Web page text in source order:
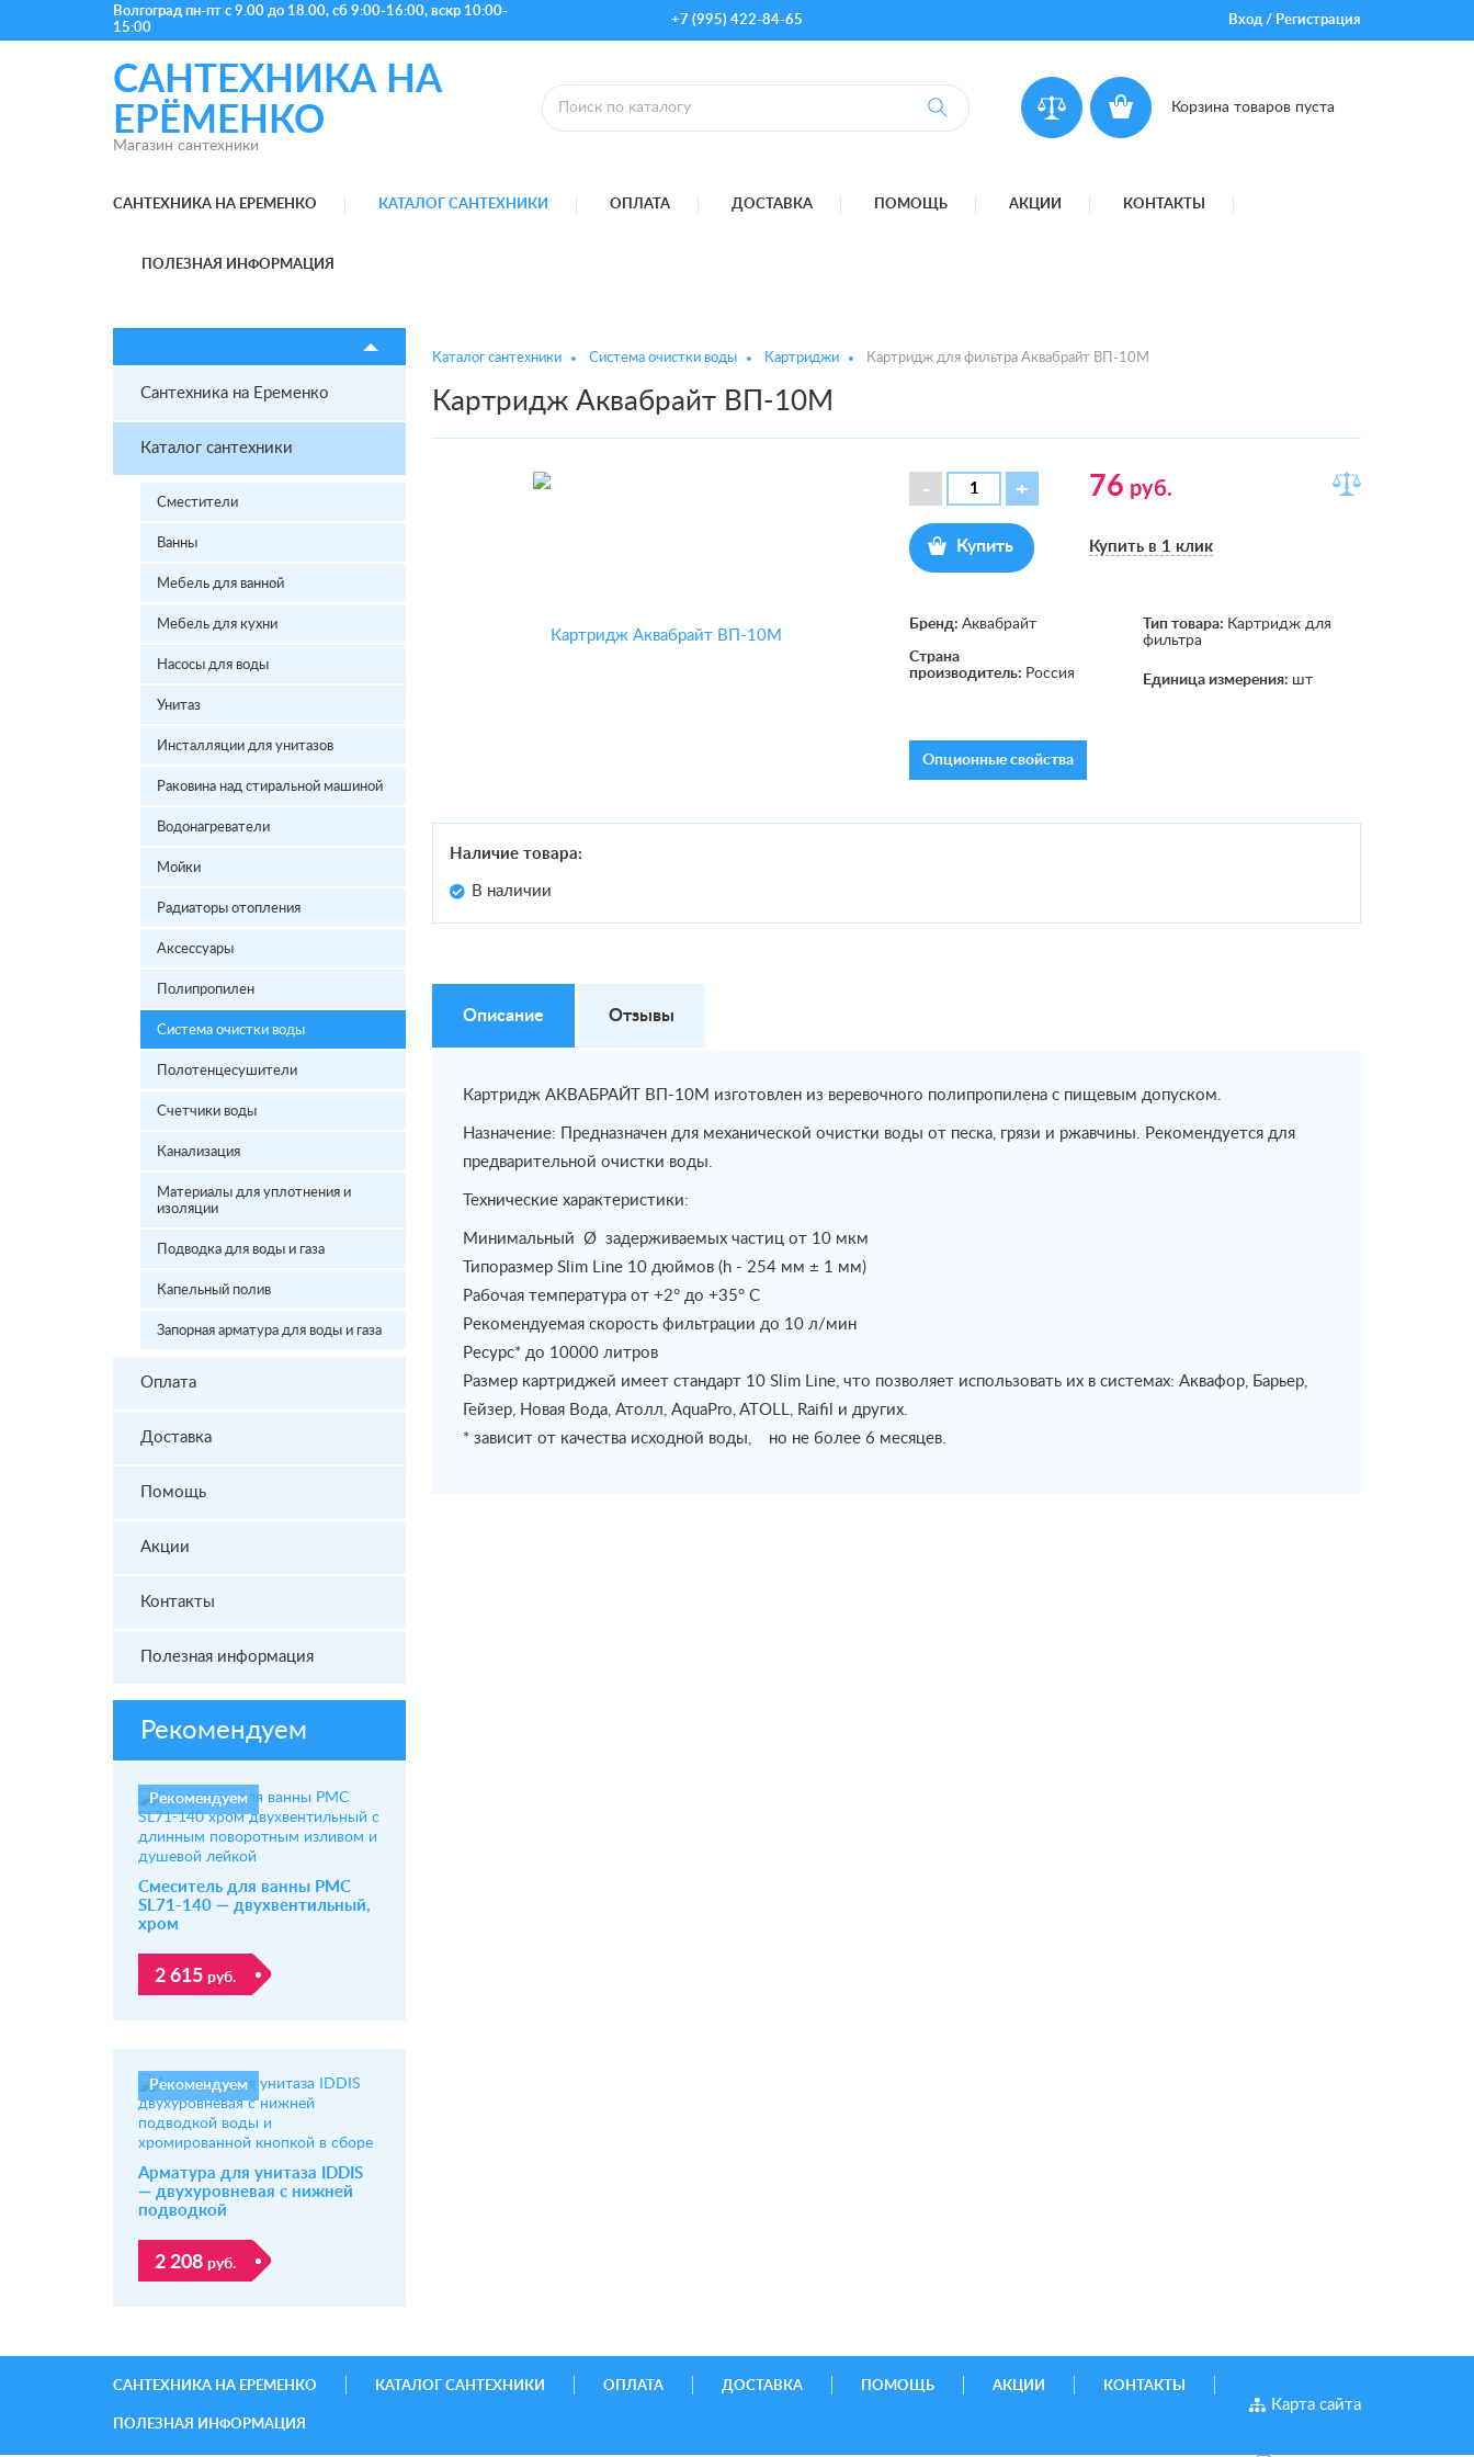
Волгоград пн-пт с 9.00 до 18.00, сб 9:00-16:00, вскр 10:00-
15:00
+7 (995) 422-84-65 Вход/ Регистрация
САНТЕХНИКА НА
ЕРЁМЕНКО
Магазин сантехники
Корзина товаров пуста
САНТЕХНИКА НА ЕРЕМЕНКО КАТАЛОГ САНТЕХНИКИ ОПЛАТА ДОСТАВКА ПОМОЩЬ АКЦИИ КОНТАКТЫ
ПОЛЕЗНАЯ ИНФОРМАЦИЯ
Сантехника на Еременко
Каталог сантехники
Сместители
Ванны
Мебель для ванной
Мебель для кухни
Насосы для воды
Унитаз
Инсталляции для унитазов
Раковина над стиральной машиной
Водонагреватели
Мойки
Радиаторы отопления
Аксессуары
Полипропилен
Система очистки воды
Полотенцесушители
Счетчики воды
Канализация
Материалы для уплотнения и
изоляции
Подводка для воды и газа
Капельный полив
Запорная арматура для воды и газа
Оплата
Доставка
Помощь
Акции
Контакты
Полезная информация
Рекомендуем
Рекомендуем
Смеситель для ванны РМС
SL71-140 — двухвентильный,
хром
2 615 руб.
Рекомендуем
Арматура для унитаза IDDIS
— двухуровневая с нижней
подводкой
2 208 руб.
Каталог сантехники Система очистки воды Картриджи Картридж для фильтра Аквабрайт ВП-10М
Картридж Аквабрайт ВП-10М
76 руб.
Купить Купить в 1 клик
Бренд:Аквабрайт
Страна
производитель: Россия
Тип товара: Картридж для
фильтра
Единица измерения: шт
Опционные свойства
Наличие товара:
В наличии
Описание Отзывы
Картридж АКВАБРАЙТ ВП-10М изготовлен из веревочного полипропилена с пищевым допуском.
Назначение: Предназначен для механической очистки воды от песка, грязи и ржавчины. Рекомендуется для
предварительной очистки воды.
Технические характеристики:
Минимальный Ø задерживаемых частиц от 10 мкм
Типоразмер Slim Line 10 дюймов (h - 254 мм ± 1 мм)
Рабочая температура от +2° до +35° С
Рекомендуемая скорость фильтрации до 10 л/мин
Ресурс* до 10000 литров
Размер картриджей имеет стандарт 10 Slim Line, что позволяет использовать их в системах: Аквафор, Барьер,
Гейзер, Новая Вода, Атолл, AquaPro, ATOLL, Raifil и других.
* зависит от качества исходной воды, но не более 6 месяцев.
САНТЕХНИКА НА ЕРЕМЕНКО КАТАЛОГ САНТЕХНИКИ ОПЛАТА ДОСТАВКА ПОМОЩЬ АКЦИИ КОНТАКТЫ
ПОЛЕЗНАЯ ИНФОРМАЦИЯ
Карта сайта